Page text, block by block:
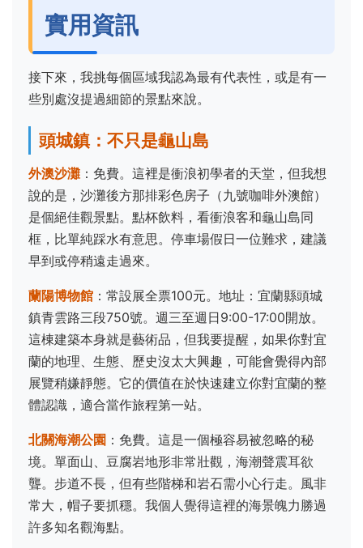
實用資訊
接下來，我挑每個區域我認為最有代表性，或是有一
些別處沒提過細節的景點來說。
頭城鎮：不只是龜山島
外澳沙灘 ：免費。這裡是衝浪初學者的天堂，但我想
說的是，沙灘後方那排彩色房子（九號咖啡外澳館）
是個絕佳觀景點。點杯飲料，看衝浪客和龜山島同
框，比單純踩水有意思。停車場假日一位難求，建議
早到或停稍遠走過來。
蘭陽博物館 ：常設展全票100元。地址：宜蘭縣頭城
鎮青雲路三段750號。週三至週日9:00-17:00開放。
這棟建築本身就是藝術品，但我要提醒，如果你對宜
蘭的地理、生態、歷史沒太大興趣，可能會覺得內部
展覽稍嫌靜態。它的價值在於快速建立你對宜蘭的整
體認識，適合當作旅程第一站。
北關海潮公園 ：免費。這是一個極容易被忽略的秘
境。單面山、豆腐岩地形非常壯觀，海潮聲震耳欲
聾。步道不長，但有些階梯和岩石需小心行走。風非
常大，帽子要抓穩。我個人覺得這裡的海景魄力勝過
許多知名觀海點。